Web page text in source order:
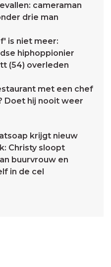
cameraman
drie man
is niet meer:
hiphoppionier
(54) overleden
met een chef
Doet hij nooit weer
krijgt nieuw
Christy sloopt
buurvrouw en
in de cel